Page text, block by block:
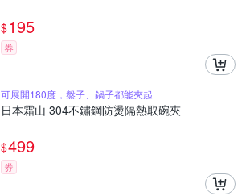
$195
券
可展開180度，盤子、鍋子都能夾起
日本霜山 304不鏽鋼防燙隔熱取碗夾
$499
券